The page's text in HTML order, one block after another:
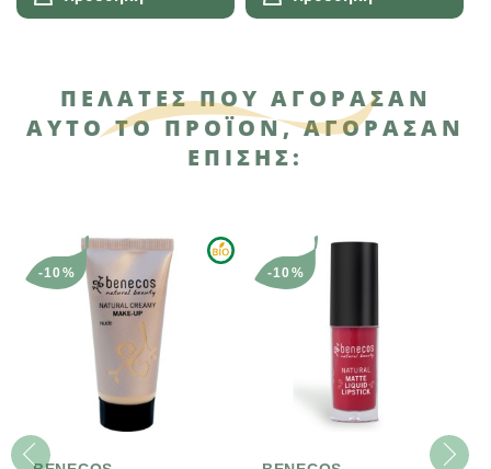
ΠΕΛΆΤΕΣ ΠΟΥ ΑΓΌΡΑΣΑΝ
ΑΥΤΌ ΤΟ ΠΡΟΪΌΝ, ΑΓΌΡΑΣΑΝ
ΕΠΊΣΗΣ:
-10% -10%